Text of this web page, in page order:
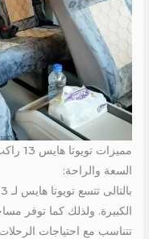
مميزات تويوتا هايس 13 راكب 01016549043
السعة والراحة:
الكبيرة. ولذلك كما توفر
تتناسب مع احتياجات